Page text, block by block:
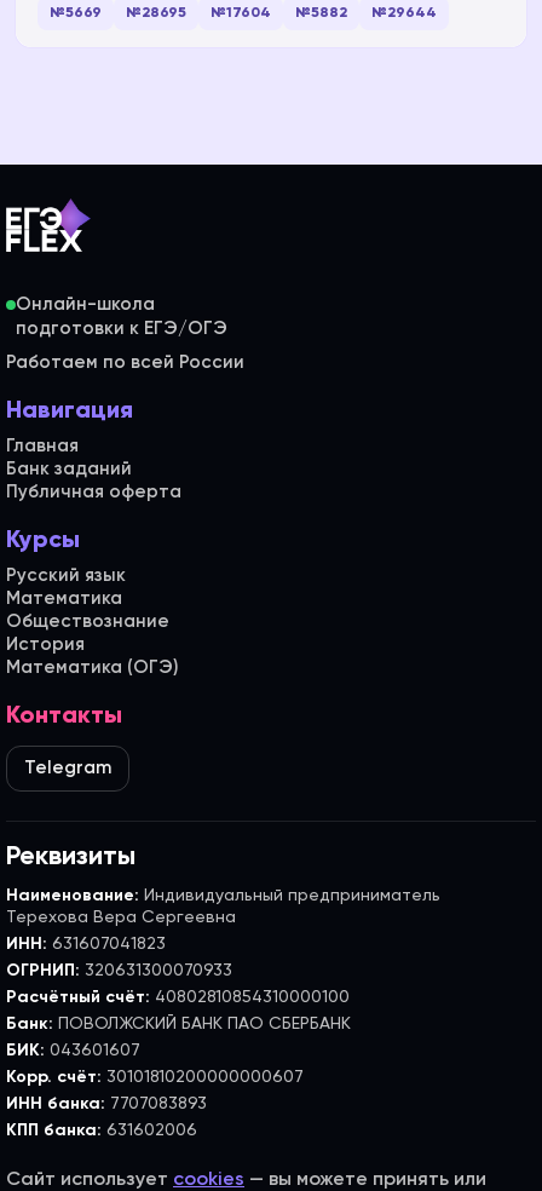
№5669 №28695 №17604 №5882 №29644
Онлайн-школа
Работаем по всей России
Навигация
Главная
Банк заданий
Публичная оферта
Курсы
Русский язык
Математика
Обществознание
История
Математика (ОГЭ)
Контакты
Telegram
Реквизиты
Наименование: Индивидуальный предприниматель
Терехова Вера Сергеевна
ИНН: 631607041823
ОГРНИП: 320631300070933
Расчётный счёт: 40802810854310000100
Банк: ПОВОЛЖСКИЙ БАНК ПАО СБЕРБАНК
БИК: 043601607
Корр. счёт: 30101810200000000607
ИНН банка: 7707083893
КПП банка: 631602006
Сайт использует cookies — вы можете принять или